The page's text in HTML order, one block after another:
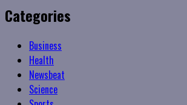
Categories
Business
Health
Newsbeat
Science